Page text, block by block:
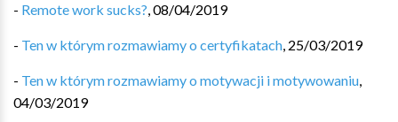
- Remote work sucks?,08/04/2019
- Ten w którym rozmawiamy o certyfikatach, 25/03/2019
- Ten w którym rozmawiamy o motywacji i motywowaniu,
04/03/2019